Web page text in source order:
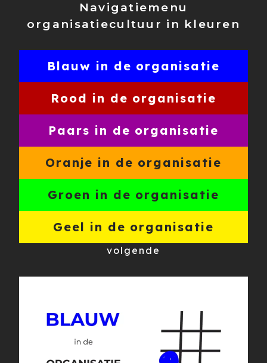
Navigatiemenu
organisatiecultuur in kleuren
Blauw in de organisatie
Rood in de organisatie
Paars in de organisatie
Oranje in de organisatie
Groen in de organisatie
Geel in de organisatie
volgende